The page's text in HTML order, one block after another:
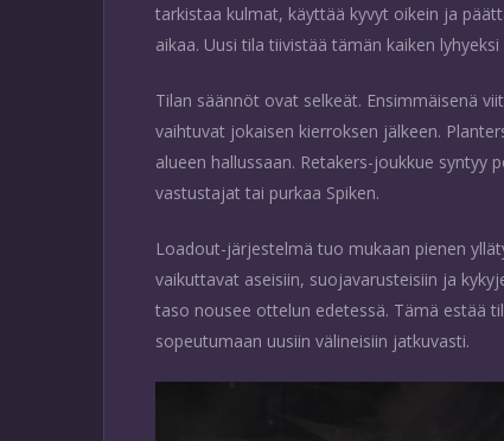
tarkistaa kulmat, käyttää kyvyt oikein ja
aikaa. Uusi tila tiivistää tämän kaiken lyhyeksi
Tilan säännöt ovat selkeät. Ensimmäisenä
vaihtuvat jokaisen kierroksen jälkeen.
alueen hallussaan. Retakers-joukkue
vastustajat tai purkaa Spiken.
Loadout-järjestelmä tuo mukaan pienen
vaikuttavat aseisiin, suojavarusteisiin ja
taso nousee ottelun edetessä. Tämä estää
sopeutumaan uusiin välineisiin jatkuvasti.